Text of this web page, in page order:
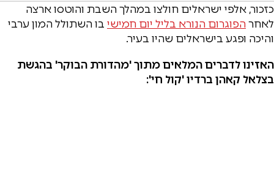
כזכור, אלפי ישראלים חולצו במהלך השבת והוטסו ארצה
לאחר הפוגרום הנורא בליל יום חמישי בו השתולל המון ערבי
והיכה ופגע בישראלים שהיו בעיר.
האזינו לדברים המלאים מתוך 'מהדורת הבוקר' בהגשת
בצלאל קאהן ברדיו 'קול חי':